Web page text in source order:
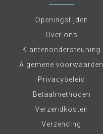
Openingstijden
Over ons
Klantenondersteuning
Algemene voorwaarden
Privacybeleid
Betaalmethoden
Verzendkosten
Verzending